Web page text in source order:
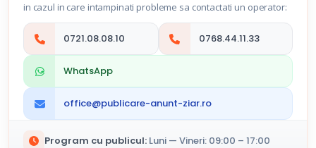
in cazul in care intampinati probleme sa contactati un operator:
0721.08.08.10 0768.44.11.33
WhatsApp
office@publicare-anunt-ziar.ro
Program cu publicul: Luni — Vineri: 09:00 – 17:00